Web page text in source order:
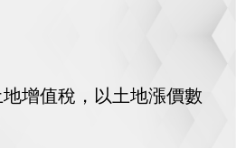
增值稅，以土地漲價數